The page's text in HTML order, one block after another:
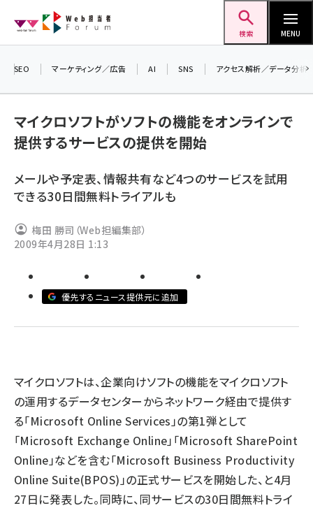
ン
検索 MENU
ai (2820)
note (2322)
z世代 (1629)
SEO マーケティング／広告 AI SNS アクセス解析／データ分析
マイクロソフトがソフトの機能をオンラインで
提供するサービスの提供を開始
メールや予定表、情報共有など4つのサービスを試用
できる30日間無料トライアルも
梅田 勝司（Web担編集部）
2009年4月28日 1:13
優先するニュース提供元に追加
マイクロソフトは、企業向けソフトの機能をマイクロソフト
の運用するデータセンターからネットワーク経由で提供す
る「Microsoft Online Services」の第1弾として
「Microsoft Exchange Online」「Microsoft SharePoint
Online」などを含む「Microsoft Business Productivity
Online Suite(BPOS)」の正式サービスを開始した、と4月
27日に発表した。同時に、同サービスの30日間無料トライ
る